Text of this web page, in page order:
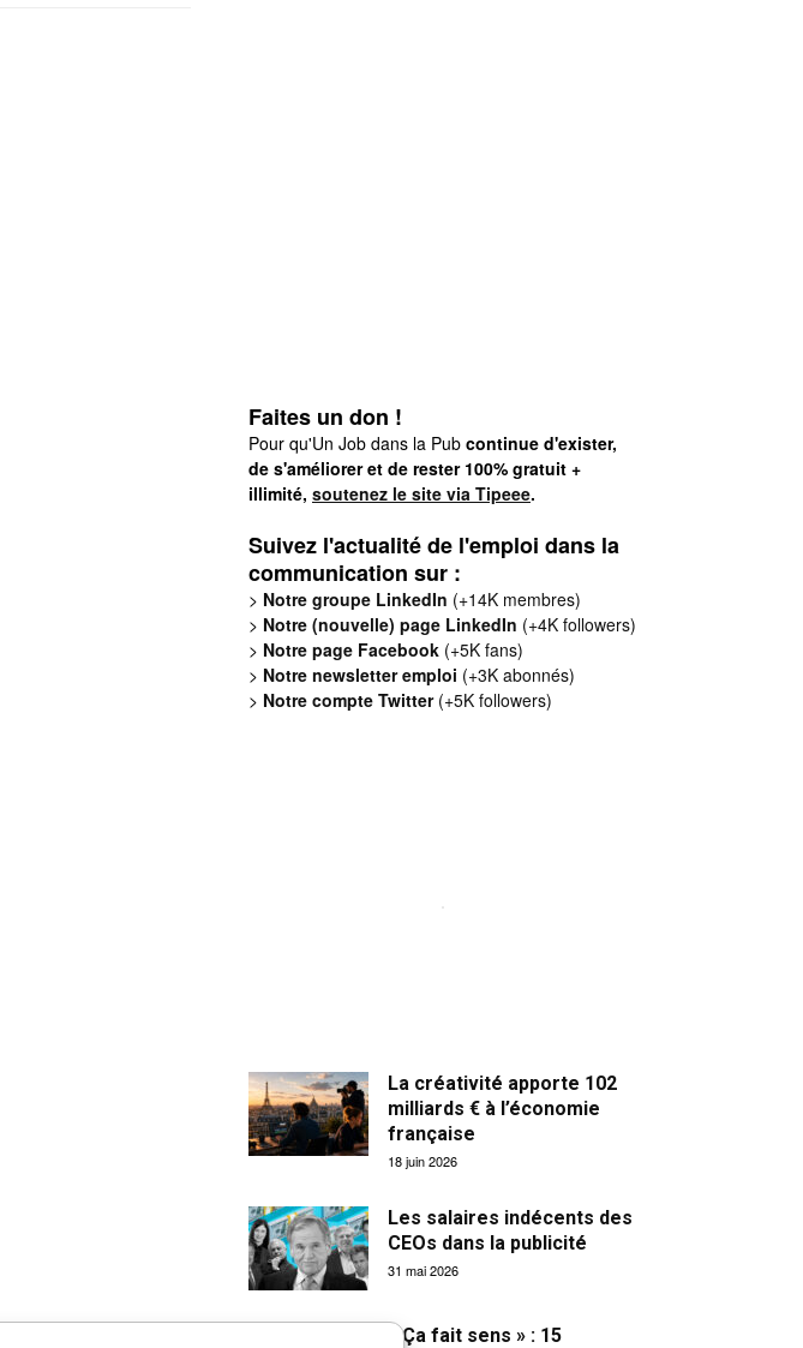
Faites un don !
Pour qu'Un Job dans la Pub continue d'exister,
de s'améliorer et de rester 100% gratuit +
illimité, soutenez le site via Tipeee.
Suivez l'actualité de l'emploi dans la
communication sur :
> Notre groupe LinkedIn (+14K membres)
> Notre (nouvelle) page LinkedIn (+4K followers)
> Notre page Facebook (+5K fans)
> Notre newsletter emploi (+3K abonnés)
> Notre compte Twitter(+5K followers)
La créativité apporte 102
milliards € à l’économie
française
18 juin 2026
Les salaires indécents des
CEOs dans la publicité
31 mai 2026
« Ça fait sens » : 15